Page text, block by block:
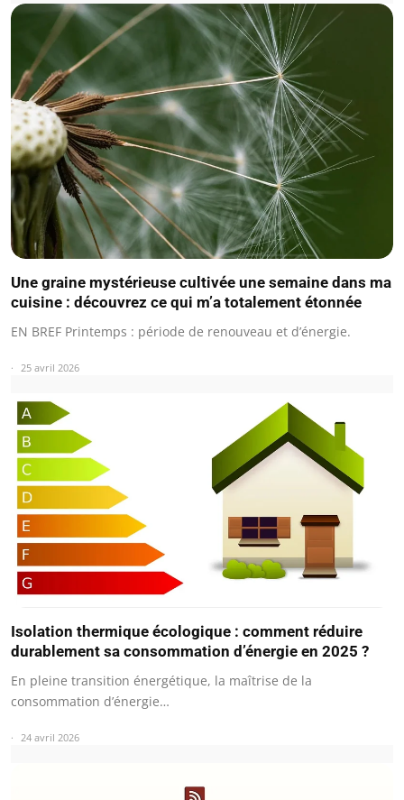
Une graine mystérieuse cultivée une semaine dans ma
cuisine : découvrez ce qui m’a totalement étonnée
EN BREF Printemps : période de renouveau et d’énergie.
25 avril 2026
Isolation thermique écologique : comment réduire
durablement sa consommation d’énergie en 2025 ?
En pleine transition énergétique, la maîtrise de la
consommation d’énergie…
24 avril 2026